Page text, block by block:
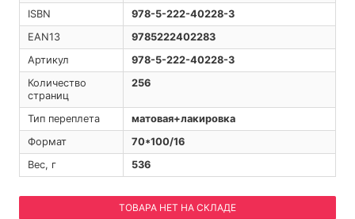
ISBN
978-5-222-40228-3
EAN13
9785222402283
Артикул
978-5-222-40228-3
Количество
страниц
256
Тип переплета
матовая+лакировка
Формат
70*100/16
Вес, г
536
ТОВАРА НЕТ НА СКЛАДЕ